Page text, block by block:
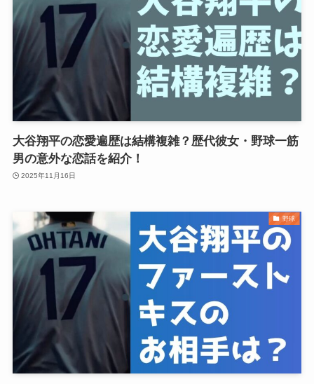
大谷翔平の恋愛遍歴は結構複雑？歴代彼女・野球一筋
男の意外な恋話を紹介！
2025年11月16日
野球